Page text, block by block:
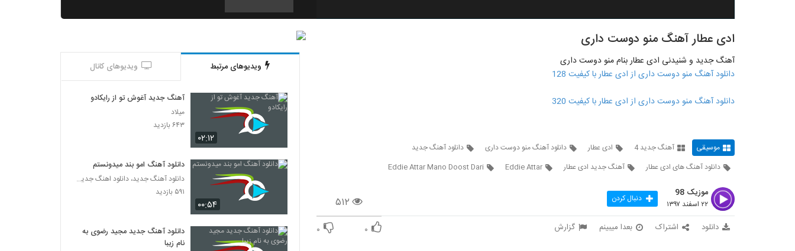
2136
دانلود آهنگ مهدی احمدوند من و تو (رمیکس
۱,۴۰۱ بازدید
Ali Hyper Dokhtar Dahe Shasti
۵۴۲ بازدید
دانلود آهنگ منصور اللهیاری چی بودم برات
۳۳۲ بازدید
۳۸۷ بازدید
ادی عطار آهنگ منو دوست داری
آهنگ جدید و شنیدنی ادی عطار بنام منو دوست داری
دانلود آهنگ منو دوست داری از ادی عطار با کیفیت 128
دانلود آهنگ منو دوست داری از ادی عطار با کیفیت 320
موسیقی آهنگ جدید 4 ادی عطار دانلود آهنگ منو دوست داری
دانلود آهنگ جدید
دانلود آهنگ های ادی عطار
آهنگ جدید ادی عطار Eddie Attar
Eddie Attar Mano Doost Dari
۵۱۲
موزیک 98
۲۲ اسفند ۱۳۹۷ دنبال کردن
دانلود اشتراک بعدا میبینم گزارش ۰ ۰
ویدیوهای مرتبط ویدیوهای کانال
۰۲:۱۲
آهنگ جدید آغوش تو از رایکادو
میلاد
۶۴۳ بازدید
۰۰:۵۴
دانلود آهنگ امو بند میدونستم
دانلود آهنگ جدید، دانلود اهنگ جدید ایرانی
۵۹۱ بازدید
دانلود آهنگ جدید مجید رضوی به
نام زیبا